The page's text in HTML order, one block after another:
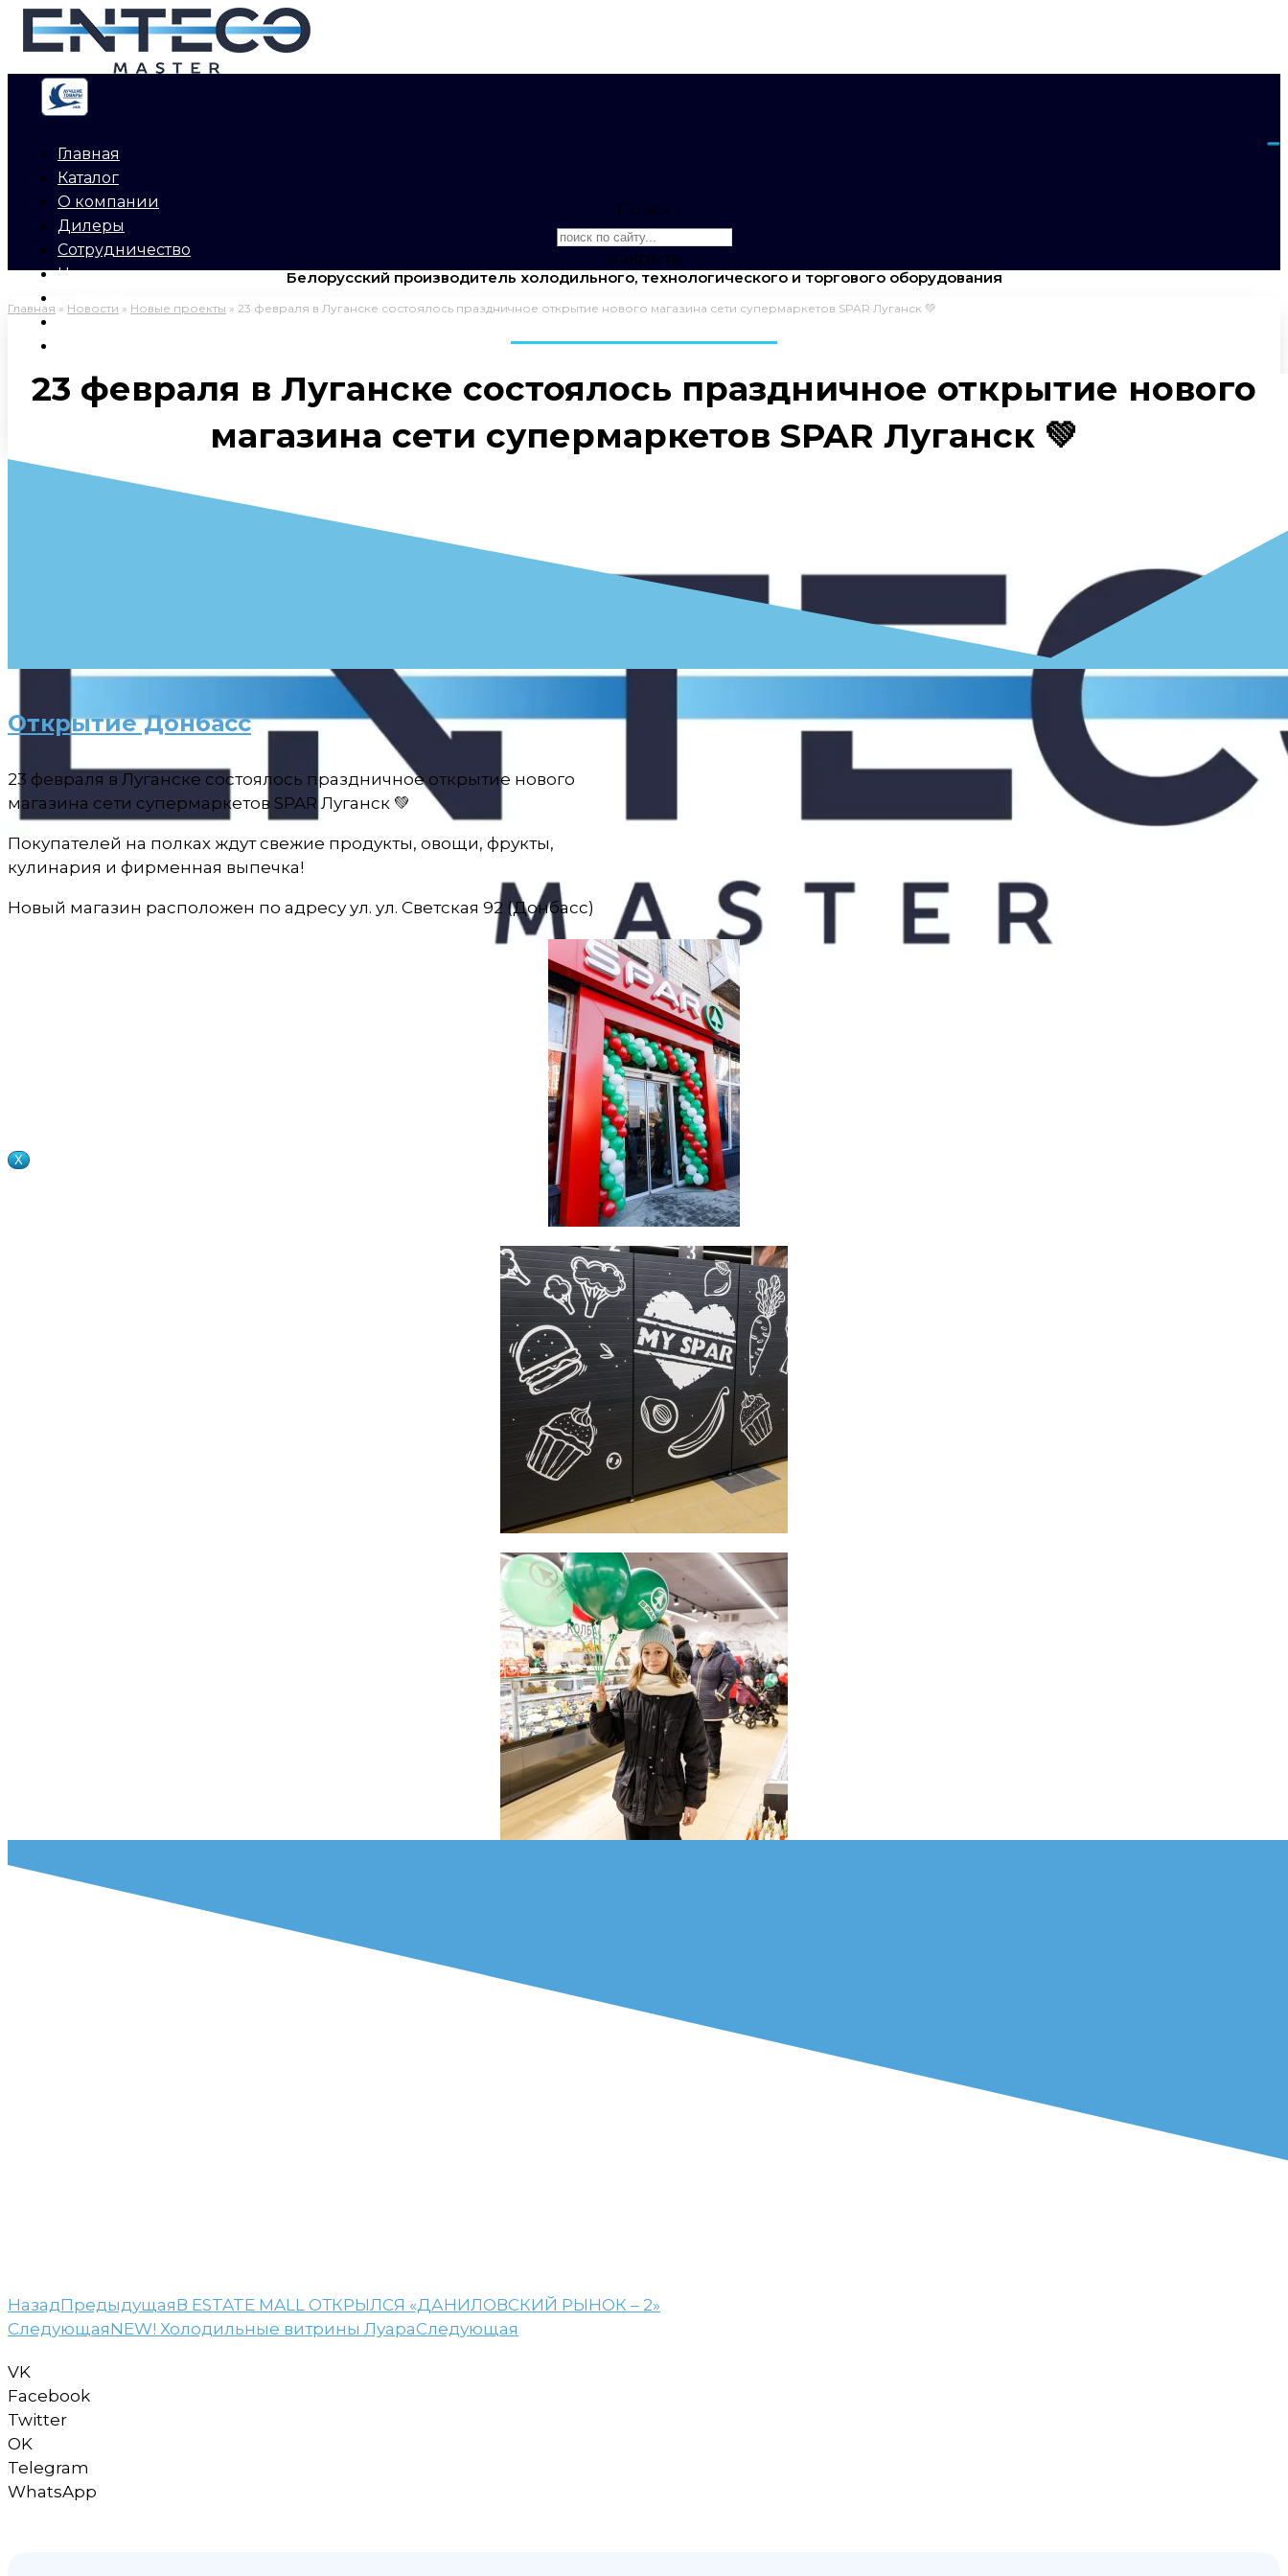
Перейти
содержимому
Главная
Каталог
О компании
Дилеры
Сотрудничество
Новости
X
Поиск
Закрыть
Белорусский производитель холодильного, технологического и торгового оборудования
Главная » Новости » Новые проекты » 23 февраля в Луганске состоялось праздничное открытие нового магазина сети супермаркетов SPAR Луганск 💚
23 февраля в Луганске состоялось праздничное открытие нового
магазина сети супермаркетов SPAR Луганск 💚
Открытие Донбасс
23 февраля в Луганске состоялось праздничное открытие нового
магазина сети супермаркетов SPAR Луганск 💚
Покупателей на полках ждут свежие продукты, овощи, фрукты,
кулинария и фирменная выпечка!
Новый магазин расположен по адресу ул. ул. Светская 92 (Донбасс)
НазадПредыдущаяВ ESTATE MALL ОТКРЫЛСЯ «ДАНИЛОВСКИЙ РЫНОК – 2»
СледующаяNEW! Холодильные витрины ЛуараСледующая
VK
Facebook
Twitter
OK
Telegram
WhatsApp